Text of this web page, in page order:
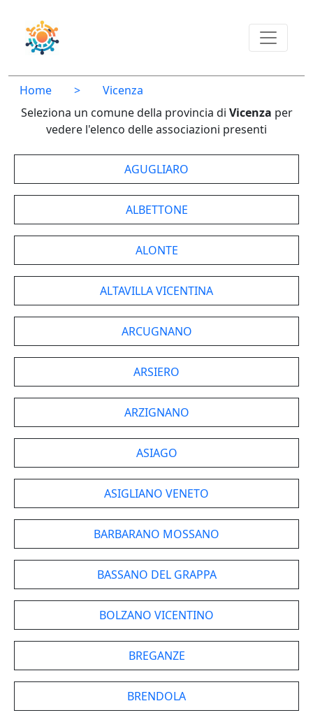
Home >
Vicenza
Seleziona un comune della provincia di Vicenza per
vedere l'elenco delle associazioni presenti
AGUGLIARO
ALBETTONE
ALONTE
ALTAVILLA VICENTINA
ARCUGNANO
ARSIERO
ARZIGNANO
ASIAGO
ASIGLIANO VENETO
BARBARANO MOSSANO
BASSANO DEL GRAPPA
BOLZANO VICENTINO
BREGANZE
BRENDOLA